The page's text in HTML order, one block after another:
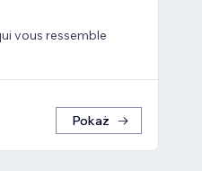
vous ressemble
Pokaż